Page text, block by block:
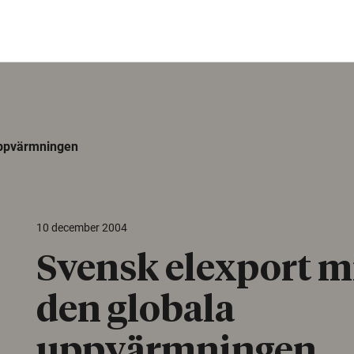
10 december 2004
Svensk elexport
den globala